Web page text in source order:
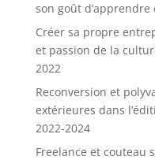
son goût
Créer sa propre
et passion de la
2022
Reconversion et
extérieures dans
2022-2024
Freelance et couteau